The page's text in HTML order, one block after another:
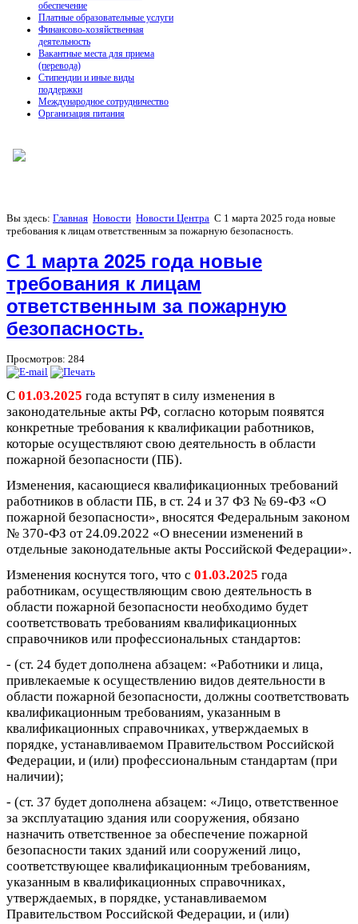
обеспечение
Платные образовательные услуги
Финансово-хозяйственная
деятельность
Вакантные места для приема
(перевода)
Стипендии и иные виды
поддержки
Международное сотрудничество
Организация питания
Вы здесь: Главная Новости Новости Центра С 1 марта 2025 года новые
требования к лицам ответственным за пожарную безопасность.
С 1 марта 2025 года новые
требования к лицам
ответственным за пожарную
безопасность.
Просмотров: 284
С 01.03.2025 года вступят в силу изменения в
законодательные акты РФ, согласно которым появятся
конкретные требования к квалификации работников,
которые осуществляют свою деятельность в области
пожарной безопасности (ПБ).
Изменения, касающиеся квалификационных требований
работников в области ПБ, в ст. 24 и 37 ФЗ № 69-ФЗ «О
пожарной безопасности», вносятся Федеральным законом
№ 370-ФЗ от 24.09.2022 «О внесении изменений в
отдельные законодательные акты Российской Федерации».
Изменения коснутся того, что с 01.03.2025 года
работникам, осуществляющим свою деятельность в
области пожарной безопасности необходимо будет
соответствовать требованиям квалификационных
справочников или профессиональных стандартов:
- (ст. 24 будет дополнена абзацем: «Работники и лица,
привлекаемые к осуществлению видов деятельности в
области пожарной безопасности, должны соответствовать
квалификационным требованиям, указанным в
квалификационных справочниках, утверждаемых в
порядке, устанавливаемом Правительством Российской
Федерации, и (или) профессиональным стандартам (при
наличии);
- (ст. 37 будет дополнена абзацем: «Лицо, ответственное
за эксплуатацию здания или сооружения, обязано
назначить ответственное за обеспечение пожарной
безопасности таких зданий или сооружений лицо,
соответствующее квалификационным требованиям,
указанным в квалификационных справочниках,
утверждаемых, в порядке, устанавливаемом
Правительством Российской Федерации, и (или)